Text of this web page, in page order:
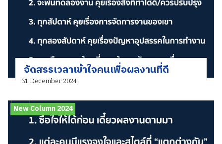
จัดสรรเวลาเข้าใจคนเพื่อผลงานที่ดี
31 December 2024
New Column 2024